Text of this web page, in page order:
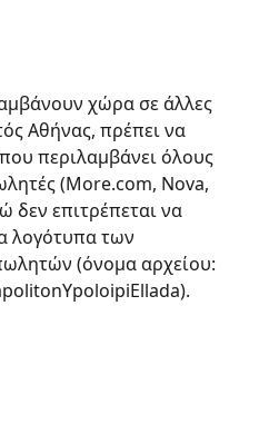
χώρα σε άλλες
Αθήνας, πρέπει να
περιλαμβάνει όλους
(More.com, Nova,
δεν επιτρέπεται να
λογότυπα των
(όνομα αρχείου: